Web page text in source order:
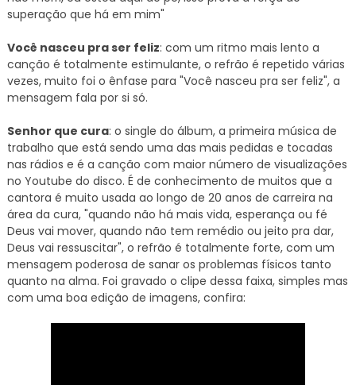
superação que há em mim"
Você nasceu pra ser feliz: com um ritmo mais lento a
canção é totalmente estimulante, o refrão é repetido várias
vezes, muito foi o ênfase para "Você nasceu pra ser feliz", a
mensagem fala por si só.
Senhor que cura: o single do álbum, a primeira música de
trabalho que está sendo uma das mais pedidas e tocadas
nas rádios e é a canção com maior número de visualizações
no Youtube do disco. É de conhecimento de muitos que a
cantora é muito usada ao longo de 20 anos de carreira na
área da cura, "quando não há mais vida, esperança ou fé
Deus vai mover, quando não tem remédio ou jeito pra dar,
Deus vai ressuscitar", o refrão é totalmente forte, com um
mensagem poderosa de sanar os problemas físicos tanto
quanto na alma. Foi gravado o clipe dessa faixa, simples mas
com uma boa edição de imagens, confira: